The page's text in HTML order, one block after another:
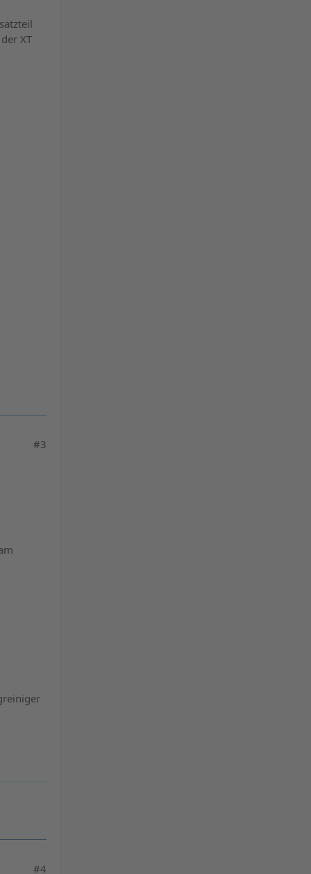
XT
#3
#4